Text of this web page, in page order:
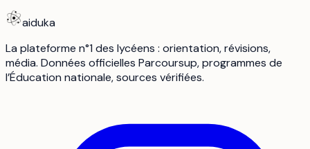
aiduka
La plateforme n°1 des lycéens : orientation, révisions,
média. Données officielles Parcoursup, programmes de
l’Éducation nationale, sources vérifiées.